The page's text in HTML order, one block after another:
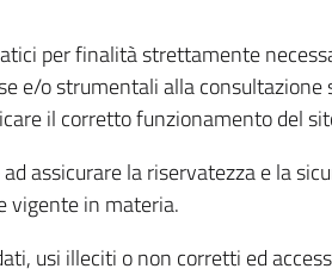
per finalità strettamente
e/o strumentali alla
il corretto funzionamento del
assicurare la riservatezza e la
vigente in materia.
usi illeciti o non corretti ed